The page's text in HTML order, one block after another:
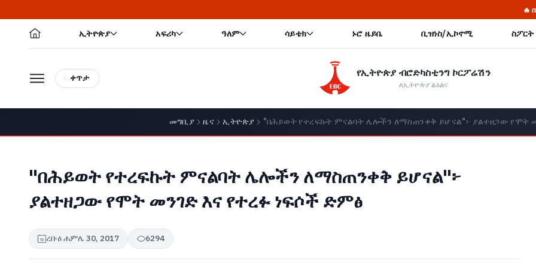
🔥 በጅማ ዞን ከ3 ሺህ
ኢትዮጵያ አፍሪካ ዓለም ሳይቴክ ኑሮ ዜይቤ ቢዝነስ/ኢኮኖሚ ስፖርት
ቀጥታ የኢትዮጵያ ብሮድካስቲንግ ኮርፖሬሽን
ለኢትዮጵያ ልዕልና
መግቢያ ዜና ኢትዮጵያ "በሕይወት የተረፍኩት ምናልባት ሌሎችን ለማስጠንቀቅ ይሆናል"፦ ያልተዘጋው የሞት
"በሕይወት የተረፍኩት ምናልባት ሌሎችን ለማስጠንቀቅ ይሆናል"፦
ያልተዘጋው የሞት መንገድ እና የተረፉ ነፍሶች ድምፅ
ረቡዕ ሐምሌ 30, 2017 6294